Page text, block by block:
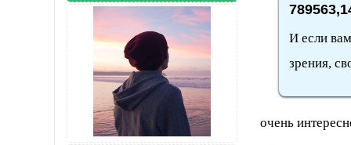
И если
зрения,
очень